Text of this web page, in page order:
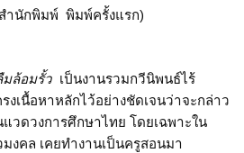
สำนักพิมพ์ พิมพ์ครั้งแรก)
มล้อมรั้ว เป็นงานรวมกวีนิพนธ์ไร้
เนื้อหาหลักไว้อย่างชัดเจนว่าจะกล่าว
วดวงการศึกษาไทย โดยเฉพาะใน
งคล เคยทำงานเป็นครูสอนมา